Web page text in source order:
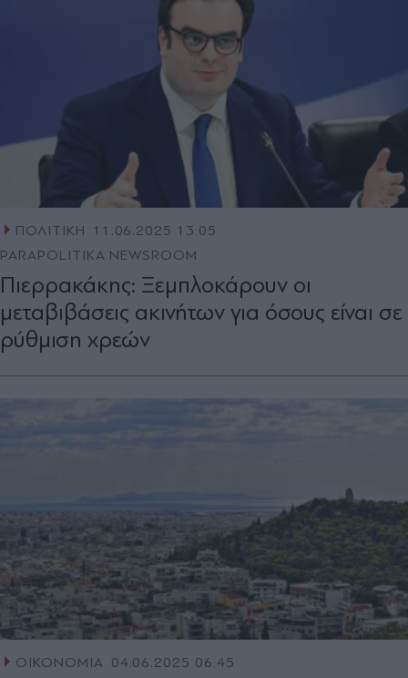
ΠΟΛΙΤΙΚΗ
11.06.2025 13:05
PARAPOLITIKA NEWSROOM
Πιερρακάκης: Ξεμπλοκάρουν οι
μεταβιβάσεις ακινήτων για όσους είναι σε
ρύθμιση χρεών
ΟΙΚΟΝΟΜΙΑ 04.06.2025 06:45